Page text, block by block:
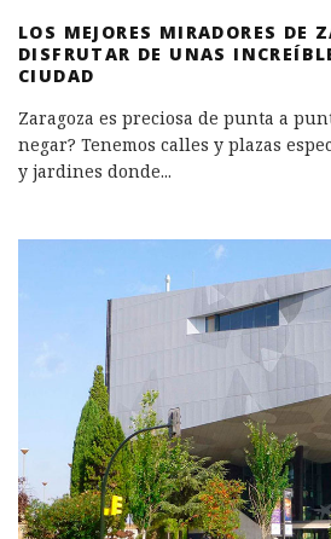
LOS MEJORES MIRADORES DE
DISFRUTAR DE UNAS
CIUDAD
Zaragoza es preciosa de punta a
negar? Tenemos calles y plazas
y jardines donde...